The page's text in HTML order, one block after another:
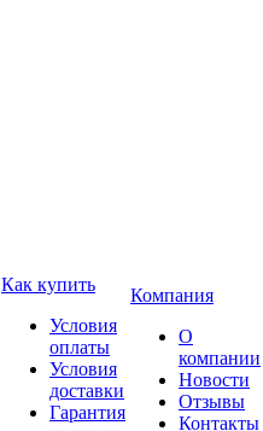
Как купить
Условия
оплаты
Условия
доставки
Гарантия
Компания
О
компании
Новости
Отзывы
Контакты